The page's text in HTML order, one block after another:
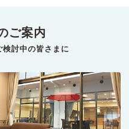
ご案内
討中の皆さまに